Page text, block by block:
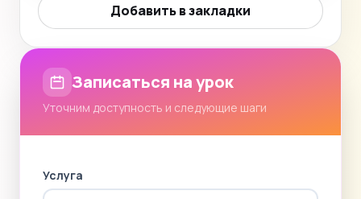
Добавить в закладки
Записаться на урок
Уточним доступность и следующие шаги
Услуга